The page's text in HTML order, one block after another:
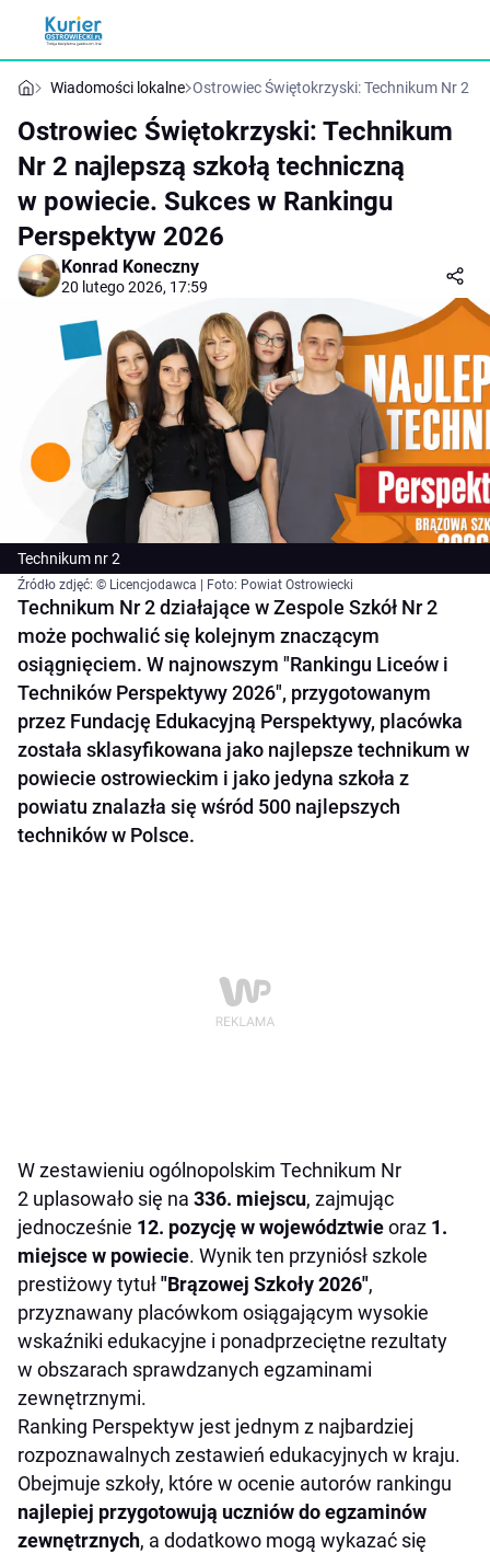
Wiadomości lokalne Ostrowiec Świętokrzyski: Technikum Nr 2
Ostrowiec Świętokrzyski: Technikum
Nr 2 najlepszą szkołą techniczną
w powiecie. Sukces w Rankingu
Perspektyw 2026
Konrad Koneczny
20 lutego 2026, 17:59
Technikum nr 2
Źródło zdjęć: © Licencjodawca | Foto: Powiat Ostrowiecki
Technikum Nr 2 działające w Zespole Szkół Nr 2
może pochwalić się kolejnym znaczącym
osiągnięciem. W najnowszym "Rankingu Liceów i
Techników Perspektywy 2026", przygotowanym
przez Fundację Edukacyjną Perspektywy, placówka
została sklasyfikowana jako najlepsze technikum w
powiecie ostrowieckim i jako jedyna szkoła z
powiatu znalazła się wśród 500 najlepszych
techników w Polsce.
W zestawieniu ogólnopolskim Technikum Nr
2 uplasowało się na 336. miejscu, zajmując
jednocześnie 12. pozycję w województwieoraz 1.
miejsce w powiecie. Wynik ten przyniósł szkole
prestiżowy tytuł"Brązowej Szkoły 2026",
przyznawany placówkom osiągającym wysokie
wskaźniki edukacyjne i ponadprzeciętne rezultaty
w obszarach sprawdzanych egzaminami
zewnętrznymi.
Ranking Perspektyw jest jednym z najbardziej
rozpoznawalnych zestawień edukacyjnych w kraju.
Obejmuje szkoły, które w ocenie autorów rankingu
najlepiej przygotowują uczniów do egzaminów
zewnętrznych, a dodatkowo mogą wykazać się